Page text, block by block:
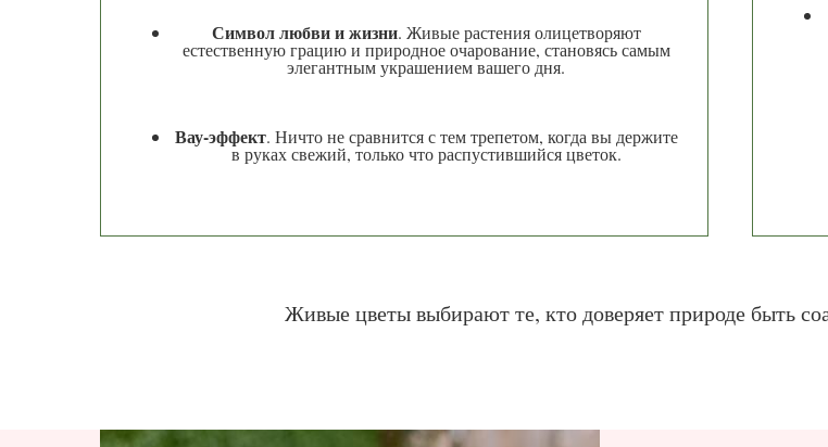
Символ любви и жизни. Живые растения олицетворяют
естественную грацию и природное очарование, становясь самым
элегантным украшением вашего дня.
Вау-эффект. Ничто не сравнится с тем трепетом, когда вы держите
в руках свежий, только что распустившийся цветок.
Живые цветы выбирают те, кто доверяет природе быть